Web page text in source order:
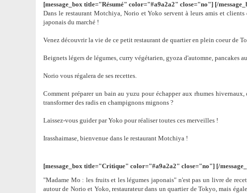
[message_box title="Résumé" color="#a9a2a2" close="no"] [/
Dans le restaurant Motchiya, Norio et Yoko servent à leurs amis et
japonais du marché !
Venez découvrir la vie de ce petit restaurant de quartier en plein coeur de
Beignets légers de légumes, curry végétarien, gyoza d'automne, pancakes
Norio vous régalera de ses recettes.
Comment préparer un bain au yuzu pour échapper aux rhumes
transformer des radis en champignons mignons ?
Laissez-vous guider par Yoko pour réaliser toutes ces merveilles !
Irasshaimase, bienvenue dans le restaurant Motchiya !
[message_box title="Critique" color="#a9a2a2" close="no"] [/
"Madame Mo : les fruits et les légumes japonais" n'est pas un livre de
autour de Norio et Yoko, restaurateur dans un quartier de Tokyo, mais